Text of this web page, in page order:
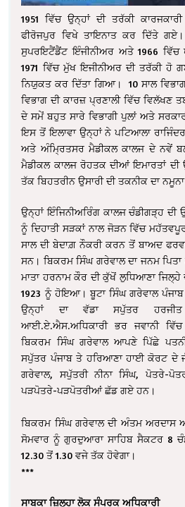
1951 ਵਿੱਚ ਉਨ੍ਹਾਂ ਦੀ ਤਰੱਕੀ
ਫੀਰੋਜਪੁਰ ਵਿਖੇ ਤਾਇਨਾਤ ਕਰ ਦਿੱਤੇ
ਸੁਪਰਇਟੈਂਡੈਂਟ ਇੰਜੀਨੀਅਰ ਅਤੇ 1966 ਵਿੱਚ
1971 ਵਿੱਚ ਮੁੱਖ ਇਜੀਨੀਅਰ ਦੀ ਤਰੱਕੀ ਹੋ
ਨਿਯੁਕਤ ਕਰ ਦਿੱਤਾ ਗਿਆ। 10 ਸਾਲ
ਵਿਭਾਗ ਦੀ ਕਾਰਜ਼ ਪ੍ਰਣਾਲੀ ਵਿੱਚ
ਦੇ ਸਮੇਂ ਬਹੁਤ ਸਾਰੇ ਵਿਭਾਗੀ ਪੁਲਾਂ ਅਤੇ
ਇਸ ਤੋਂ ਇਲਾਵਾ ਉਨ੍ਹਾਂ ਨੇ ਪਟਿਆਲਾ
ਅਤੇ ਅੰਮ੍ਰਿਤਸਰ ਮੈਡੀਕਲ ਕਾਲਜ ਦੇ ਨਵੇਂ
ਮੈਡੀਕਲ ਕਾਲਜ ਰੋਹਤਕ ਦੀਆਂ ਇਮਾਰਤਾਂ ਦੀ
ਤੱਕ ਬਿਹਤਰੀਨ ਉਸਾਰੀ ਦੀ ਤਕਨੀਕ ਦਾ
ਉਨ੍ਹਾਂ ਇੰਜਿਨੀਅਰਿੰਗ ਕਾਲਜ ਚੰਡੀਗੜ੍ਹ ਦੀ
ਨੂੰ ਦਿਹਾਤੀ ਸੜਕਾਂ ਨਾਲ ਜੋੜਨ ਵਿੱਚ
ਸਾਲ ਦੀ ਬੇਦਾਗ਼ ਨੌਕਰੀ ਕਰਨ ਤੋਂ ਬਾਅਦ
ਸਨ। ਬਿਕਰਮ ਸਿੰਘ ਗਰੇਵਾਲ ਦਾ ਜਨਮ
ਮਾਤਾ ਹਰਨਾਮ ਕੌਰ ਦੀ ਕੁੱਖੋਂ ਲੁਧਿਆਣਾ ਜਿਲ੍ਹੇ
1923 ਨੂੰ ਹੋਇਆ। ਬੂਟਾ ਸਿੰਘ ਗਰੇਵਾਲ
ਉਨ੍ਹਾਂ ਦਾ ਵੱਡਾ ਸਪੁੱਤਰ
ਆਈ.ਏ.ਐਸ.ਅਧਿਕਾਰੀ ਭਰ ਜਵਾਨੀ
ਬਿਕਰਮ ਸਿੰਘ ਗਰੇਵਾਲ ਆਪਣੇ ਪਿੱਛੇ
ਸਪੁੱਤਰ ਪੰਜਾਬ ਤੇ ਹਰਿਆਣਾ ਹਾਈ ਕੋਰਟ ਦੇ
ਗਰੇਵਾਲ, ਸਪੁੱਤਰੀ ਨੀਨਾ ਸਿੰਘ, ਪੋਤਰੇ-
ਪੜਪੋਤਰੇ-ਪੜਪੋਤਰੀਆਂ ਛੱਡ ਗਏ ਹਨ।
ਬਿਕਰਮ ਸਿੰਘ ਗਰੇਵਾਲ ਦੀ ਅੰਤਮ ਅਰਦਾਸ
ਸੋਮਵਾਰ ਨੂੰ ਗੁਰਦੁਆਰਾ ਸਾਹਿਬ ਸੈਕਟਰ 8
12.30 ਤੋਂ 1.30 ਵਜੇ ਤੱਕ ਹੋਵੇਗਾ।
***
ਸਾਬਕਾ ਜ਼ਿਲ੍ਹਾ ਲੋਕ ਸੰਪਰਕ ਅਧਿਕਾਰੀ